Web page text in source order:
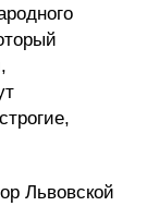
Львовской